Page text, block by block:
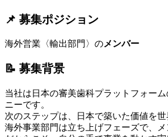
📌 募集ポジション
海外営業〈輸出部門〉のメンバー
📝 募集背景
当社は日本の審美歯科プラットフォー
ニーです。
次のステップは、日本で築いた価値を世
海外事業部門は立ち上げフェーズで、メ